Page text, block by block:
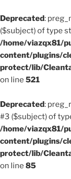
Deprecated:
($subject) of type
/home/viazqx81/
content/plugins/
protect/lib/
on line 521
Deprecated:
#3 ($subject) of
/home/viazqx81/
content/plugins/
protect/lib/
on line 85